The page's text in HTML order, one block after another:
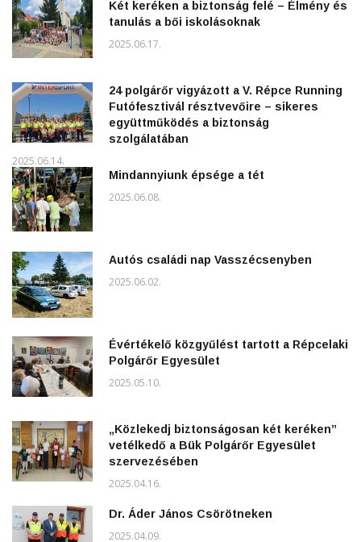
Két keréken a biztonság felé – Élmény és
tanulás a bői iskolásoknak
2025.06.17.
24 polgárőr vigyázott a V. Répce Running
Futófesztivál résztvevőire – sikeres
együttműködés a biztonság
szolgálatában
2025.06.14.
Mindannyiunk épsége a tét
2025.06.08.
Autós családi nap Vasszécsenyben
2025.06.02.
Évértékelő közgyűlést tartott a Répcelaki
Polgárőr Egyesület
2025.05.10.
„Közlekedj biztonságosan két keréken”
vetélkedő a Bük Polgárőr Egyesület
szervezésében
2025.04.16.
Dr. Áder János Csörötneken
2025.04.09.